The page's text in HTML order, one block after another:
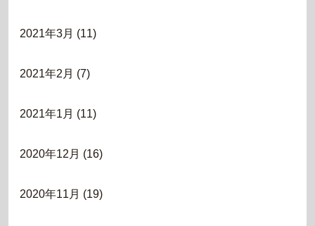
2021年3月 (11)
2021年2月 (7)
2021年1月 (11)
2020年12月 (16)
2020年11月 (19)